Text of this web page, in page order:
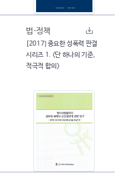
법·정책
[2017] 중요한 성폭력 판결
시리즈 1. <단 하나의 기준,
적극적 합의>